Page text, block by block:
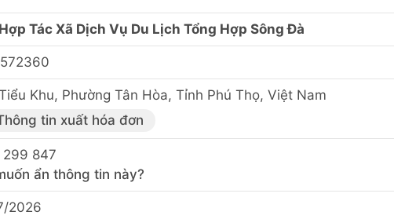
Tác Xã Dịch Vụ Du Lịch Tổng Hợp Sông Đà
Khu, Phường Tân Hòa, Tỉnh Phú Thọ, Việt Nam
tin xuất hóa đơn
299 847
ẩn thông tin này?
2026